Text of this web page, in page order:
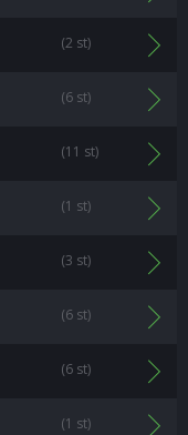
(2 st)
(6 st)
(11 st)
(1 st)
(3 st)
(6 st)
(6 st)
(1 st)